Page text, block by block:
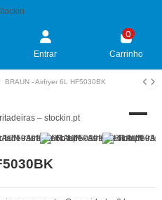
Entrar
0
Carrinho
BRAUN - Airfryer 6L HF5030BK